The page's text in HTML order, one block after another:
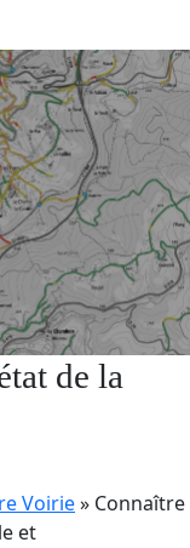
de la
Voirie» Connaître
et